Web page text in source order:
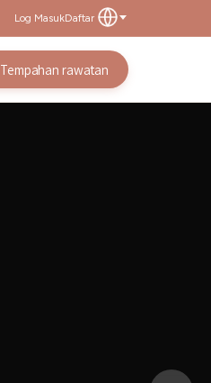
Log MasukDaftar
Tempahan rawatan